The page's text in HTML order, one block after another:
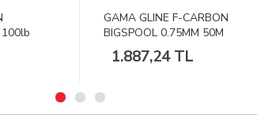
GAMA GLINE F-CARBON
BIGSPOOL 0.95MM 50M 80lb
2.735,19 TL